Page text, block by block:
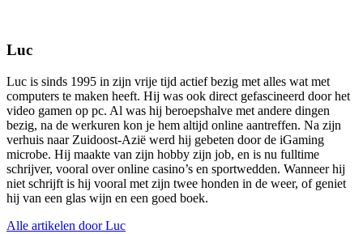
Luc
Luc is sinds 1995 in zijn vrije tijd actief bezig met alles wat met
computers te maken heeft. Hij was ook direct gefascineerd door het
video gamen op pc. Al was hij beroepshalve met andere dingen
bezig, na de werkuren kon je hem altijd online aantreffen. Na zijn
verhuis naar Zuidoost-Azië werd hij gebeten door de iGaming
microbe. Hij maakte van zijn hobby zijn job, en is nu fulltime
schrijver, vooral over online casino’s en sportwedden. Wanneer hij
niet schrijft is hij vooral met zijn twee honden in de weer, of geniet
hij van een glas wijn en een goed boek.
Alle artikelen door Luc